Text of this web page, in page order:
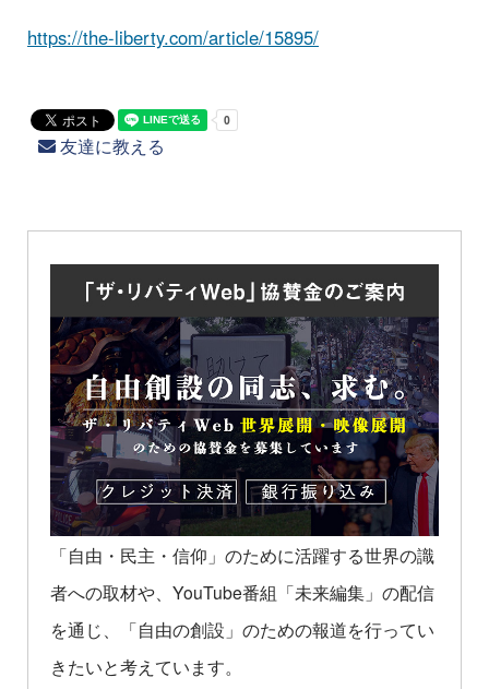
https://the-liberty.com/article/15895/
友達に教える
「自由・民主・信仰」のために活躍する世界の識
者への取材や、YouTube番組「未来編集」の配信
を通じ、「自由の創設」のための報道を行ってい
きたいと考えています。